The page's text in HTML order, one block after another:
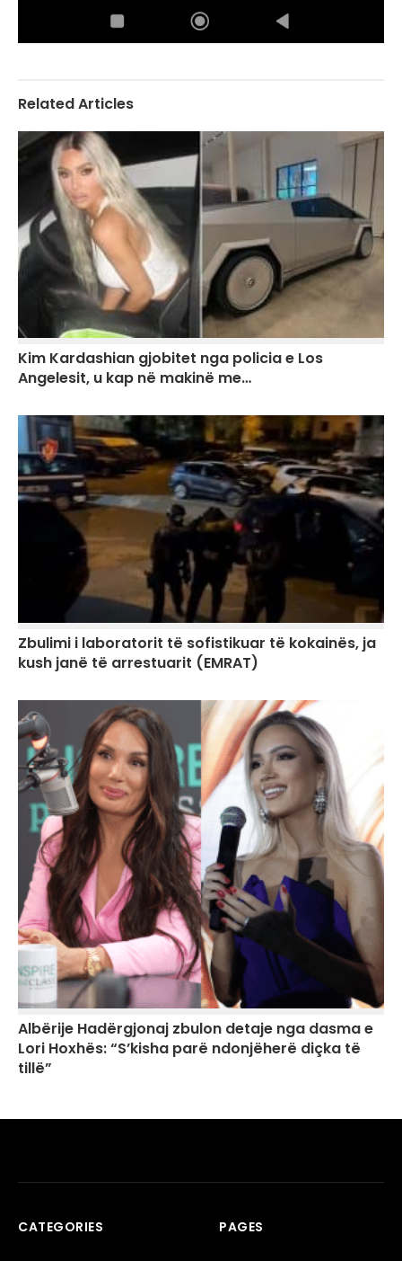
Related Articles
Kim Kardashian gjobitet nga policia e Los
Angelesit, u kap në makinë me…
Zbulimi i laboratorit të sofistikuar të kokainës, ja
kush janë të arrestuarit (EMRAT)
Albërije Hadërgjonaj zbulon detaje nga dasma e
Lori Hoxhës: “S’kisha parë ndonjëherë diçka të
tillë”
CATEGORIES PAGES